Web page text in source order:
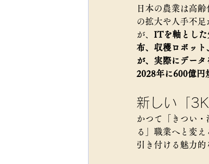
日本の農業は高
の拡大や人手不
が、 ITを軸とした
布、収穫ロボッ
が、実際にデー
2028年に600億円
新しい「
かつて「きつい
る」職業へと変
引き付ける魅力的